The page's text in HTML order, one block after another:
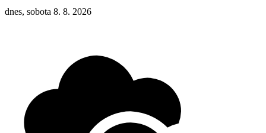
dnes, sobota 8. 8. 2026